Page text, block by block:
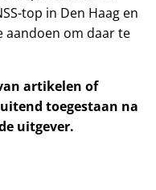
top in Den Haag en
aandoen om daar te
artikelen of
toegestaan na
uitgever.